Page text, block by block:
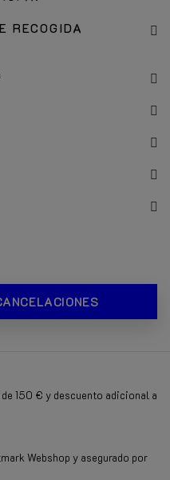
RECOGIDA
150 € y descuento adicional a
Webshop y asegurado por